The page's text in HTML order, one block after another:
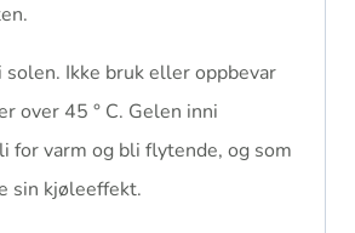
solen. Ikke bruk eller oppbevar
over 45 ° C. Gelen inni
for varm og bli flytende, og som
sin kjøleeffekt.